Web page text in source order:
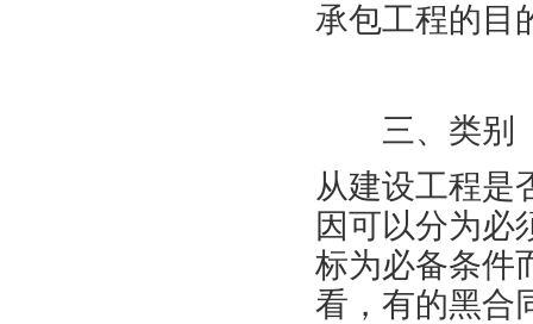
承包工程的目
三、类别
从建设工程是
因可以分为必
标为必备条件
看，有的黑合